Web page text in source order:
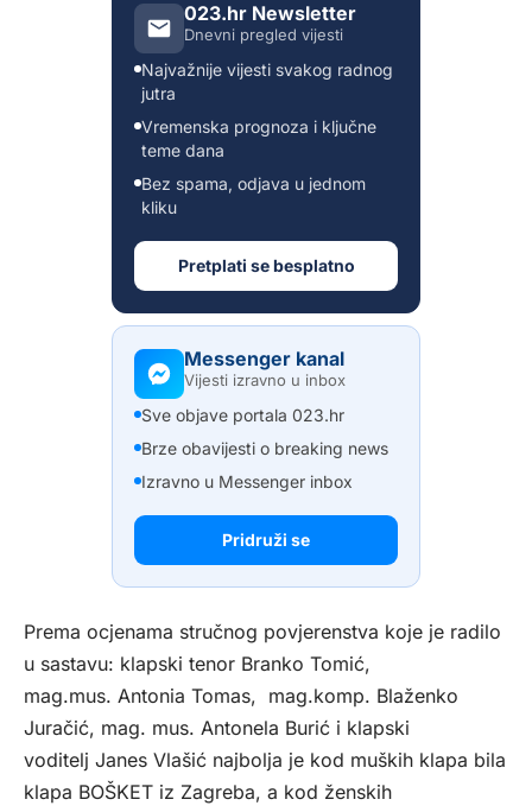
023.hr Newsletter
Dnevni pregled vijesti
Najvažnije vijesti svakog radnog
jutra
Vremenska prognoza i ključne
teme dana
Bez spama, odjava u jednom
kliku
Pretplati se besplatno
Messenger kanal
Vijesti izravno u inbox
Sve objave portala 023.hr
Brze obavijesti o breaking news
Izravno u Messenger inbox
Pridruži se
Prema ocjenama stručnog povjerenstva koje je radilo
u sastavu: klapski tenor Branko Tomić,
mag.mus. Antonia Tomas, mag.komp. Blaženko
Juračić, mag. mus. Antonela Burić i klapski
voditelj Janes Vlašić najbolja je kod muških klapa bila
klapa BOŠKET iz Zagreba, a kod ženskih